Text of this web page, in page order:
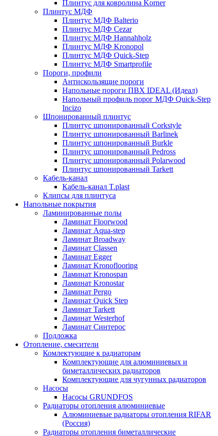
Плинтус для ковролина Korner
Плинтус МДФ
Плинтус МДФ Balterio
Плинтус МДФ Cezar
Плинтус МДФ Hannahholz
Плинтус МДФ Kronopol
Плинтус МДФ Quick-Step
Плинтус МДФ Smartprofile
Пороги, профили
Антискользящие пороги
Напольные пороги ПВХ IDEAL (Идеал)
Напольный профиль порог МДФ Quick-Step
Incizo
Шпонированный плинтус
Плинтус шпонированный Corkstyle
Плинтус шпонированный Barlinek
Плинтус шпонированный Burkle
Плинтус шпонированный Pedross
Плинтус шпонированный Polarwood
Плинтус шпонированный Tarkett
Кабель-канал
Кабель-канал T.plast
Клипсы для плинтуса
Напольные покрытия
Ламинированные полы
Ламинат Floorwood
Ламинат Aqua-step
Ламинат Broadway
Ламинат Classen
Ламинат Egger
Ламинат Kronoflooring
Ламинат Kronospan
Ламинат Kronostar
Ламинат Pergo
Ламинат Quick Step
Ламинат Tarkett
Ламинат Westerhof
Ламинат Синтерос
Подложка
Отопление, смесители
Комлектующие к радиаторам
Комплектующие для алюминиевых и
биметаллических радиаторов
Комплектующие для чугунных радиаторов
Насосы
Насосы GRUNDFOS
Радиаторы отопления алюминиевые
Алюминиевые радиаторы отопления RIFAR
(Россия)
Радиаторы отопления биметаллические